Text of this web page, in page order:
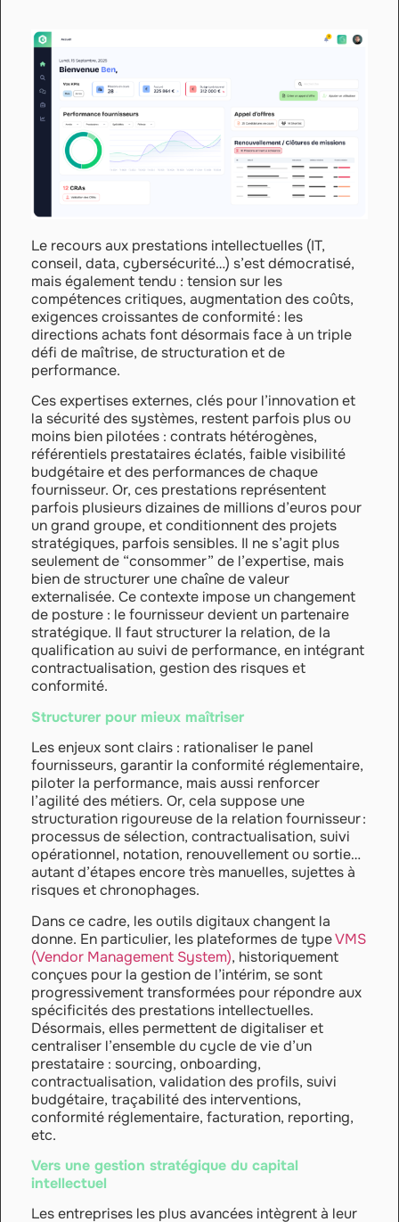
Le recours aux prestations intellectuelles (IT,
conseil, data, cybersécurité…) s’est démocratisé,
mais également tendu : tension sur les
compétences critiques, augmentation des coûts,
exigences croissantes de conformité : les
directions achats font désormais face à un triple
défi de maîtrise, de structuration et de
performance.
Ces expertises externes, clés pour l’innovation et
la sécurité des systèmes, restent parfois plus ou
moins bien pilotées : contrats hétérogènes,
référentiels prestataires éclatés, faible visibilité
budgétaire et des performances de chaque
fournisseur. Or, ces prestations représentent
parfois plusieurs dizaines de millions d’euros pour
un grand groupe, et conditionnent des projets
stratégiques, parfois sensibles. Il ne s’agit plus
seulement de “consommer” de l’expertise, mais
bien de structurer une chaîne de valeur
externalisée. Ce contexte impose un changement
de posture : le fournisseur devient un partenaire
stratégique. Il faut structurer la relation, de la
qualification au suivi de performance, en intégrant
contractualisation, gestion des risques et
conformité.
Structurer pour mieux maîtriser
Les enjeux sont clairs : rationaliser le panel
fournisseurs, garantir la conformité réglementaire,
piloter la performance, mais aussi renforcer
l’agilité des métiers. Or, cela suppose une
structuration rigoureuse de la relation fournisseur :
processus de sélection, contractualisation, suivi
opérationnel, notation, renouvellement ou sortie…
autant d’étapes encore très manuelles, sujettes à
risques et chronophages.
Dans ce cadre, les outils digitaux changent la
donne. En particulier, les plateformes de typeVMS
(Vendor Management System), historiquement
conçues pour la gestion de l’intérim, se sont
progressivement transformées pour répondre aux
spécificités des prestations intellectuelles.
Désormais, elles permettent de digitaliser et
centraliser l’ensemble du cycle de vie d’un
prestataire : sourcing, onboarding,
contractualisation, validation des profils, suivi
budgétaire, traçabilité des interventions,
conformité réglementaire, facturation, reporting,
etc.
Vers une gestion stratégique du capital
intellectuel
Les entreprises les plus avancées intègrent à leur